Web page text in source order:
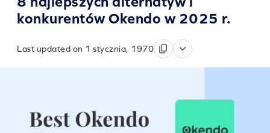
konkurentów Okendo w 2025 r.
Last updated on 1 stycznia, 1970